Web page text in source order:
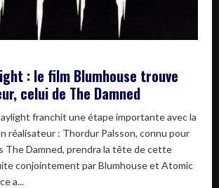
: le film Blumhouse trouve
celui de The Damned
franchit une étape importante avec la
réalisateur : Thordur Palsson, connu pour
The Damned, prendra la tête de cette
conjointement par Blumhouse et Atomic
a...